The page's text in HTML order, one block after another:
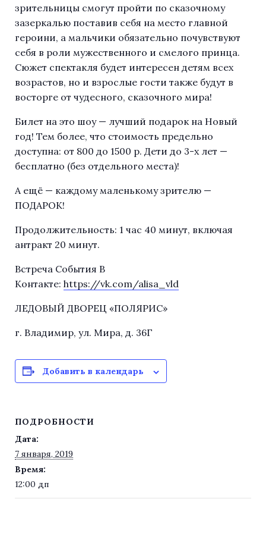
зрительницы смогут пройти по сказочному
зазеркалью поставив себя на место главной
героини, а мальчики обязательно почувствуют
себя в роли мужественного и смелого принца.
Сюжет спектакля будет интересен детям всех
возрастов, но и взрослые гости также будут в
восторге от чудесного, сказочного мира!
Билет на это шоу — лучший подарок на Новый
год! Тем более, что стоимость предельно
доступна: от 800 до 1500 р. Дети до 3-х лет —
бесплатно (без отдельного места)!
А ещё — каждому маленькому зрителю —
ПОДАРОК!
Продолжительность: 1 час 40 минут, включая
антракт 20 минут.
Встреча События В
Контакте: https://vk.com/alisa_vld
ЛЕДОВЫЙ ДВОРЕЦ «ПОЛЯРИС»
г. Владимир, ул. Мира, д. 36Г
Добавить в календарь
ПОДРОБНОСТИ
Дата:
7 января, 2019
Время:
12:00 дп